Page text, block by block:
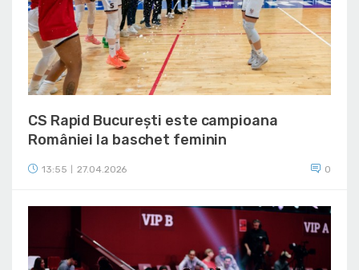
CS Rapid București este campioana
României la baschet feminin
13:55 27.04.2026 0